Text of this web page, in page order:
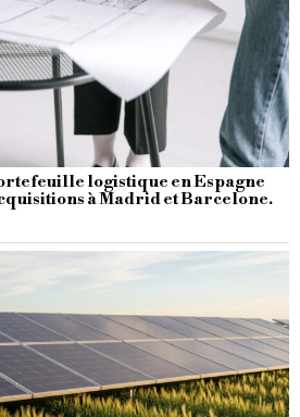
logistique en Espagne
à Madrid et Barcelone.